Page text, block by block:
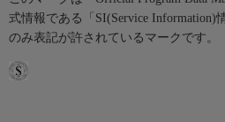
式情報である「SI(Service Information)
のみ表記が許されているマークです。